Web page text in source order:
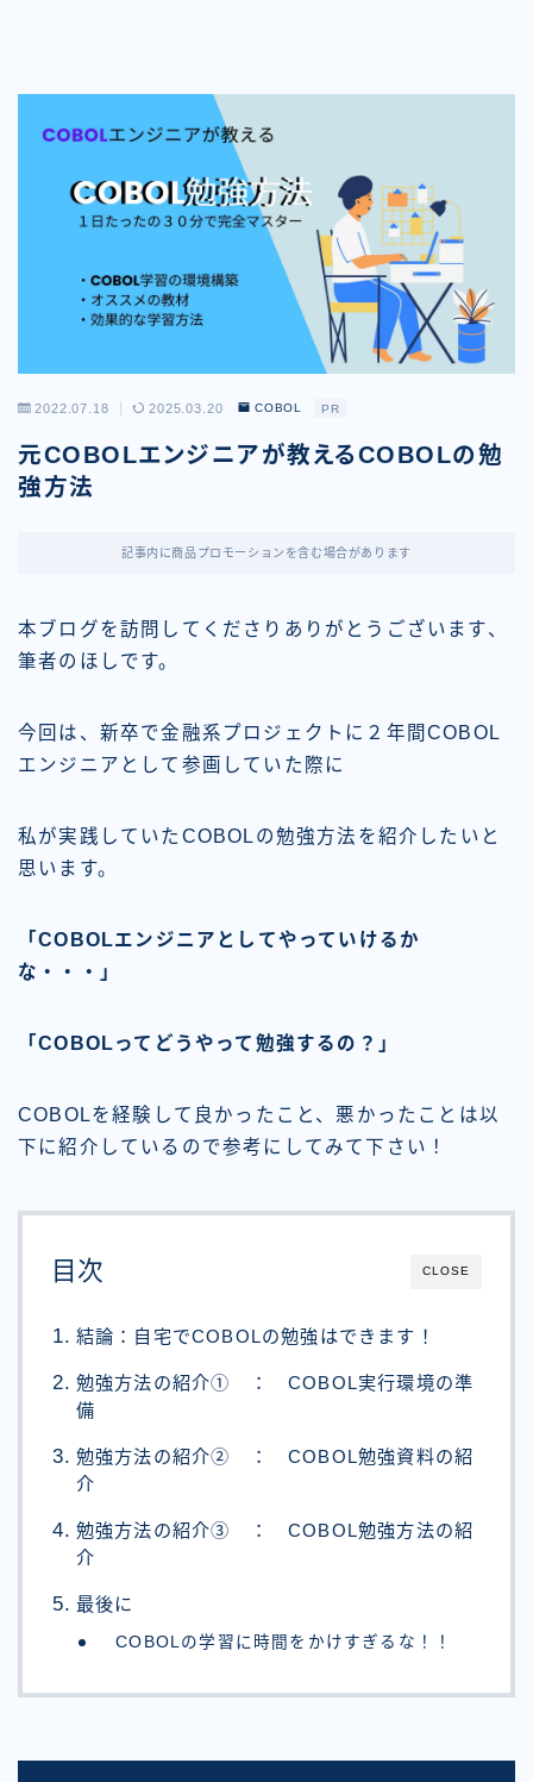
2022.07.18 2025.03.20 COBOL PR
元COBOLエンジニアが教えるCOBOLの勉
強方法
記事内に商品プロモーションを含む場合があります
本ブログを訪問してくださりありがとうございます、
筆者のほしです。
今回は、新卒で金融系プロジェクトに２年間COBOL
エンジニアとして参画していた際に
私が実践していたCOBOLの勉強方法を紹介したいと
思います。
「COBOLエンジニアとしてやっていけるか
な・・・」
「COBOLってどうやって勉強するの？」
COBOLを経験して 良かったこと 、悪かったこと は以
下に紹介しているので参考にしてみて下さい！
CLOSE
目次
結論：自宅でCOBOLの勉強はできます！
勉強方法の紹介① ： COBOL実行環境の準
備
勉強方法の紹介② ： COBOL勉強資料の紹
介
勉強方法の紹介③ ： COBOL勉強方法の紹
介
最後に
COBOLの学習に時間をかけすぎるな！！